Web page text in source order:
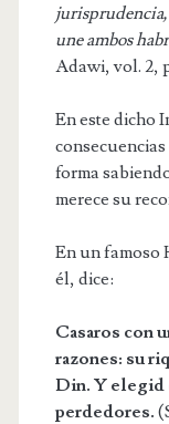
jurisprudencia,
une ambos
Adawi, vol. 2,
En este dicho
forma
merece su
En un famoso
él, dice:
Casaros con
razones: su
Din. Y elegid
perdedores.